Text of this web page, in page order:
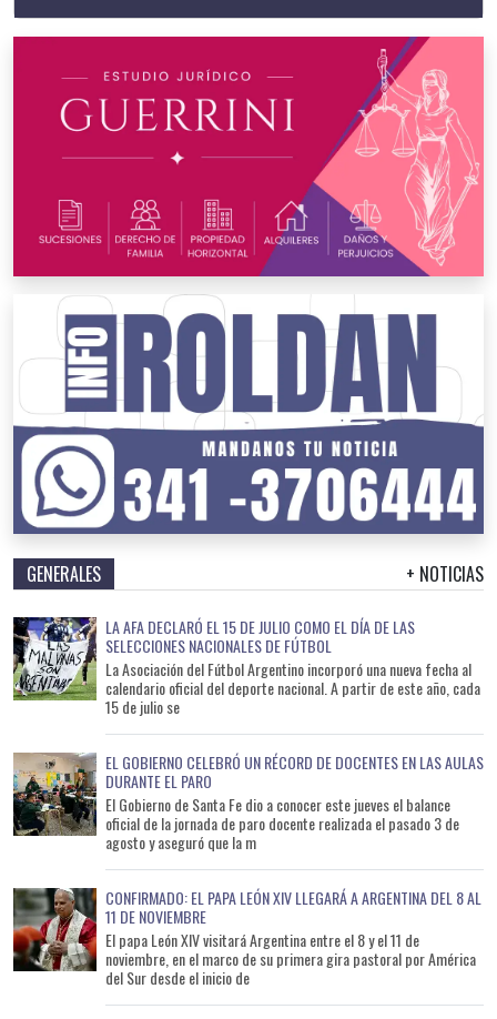
GENERALES + NOTICIAS
LA AFA DECLARÓ EL 15 DE JULIO COMO EL DÍA DE LAS
SELECCIONES NACIONALES DE FÚTBOL
La Asociación del Fútbol Argentino incorporó una nueva fecha al
calendario oficial del deporte nacional. A partir de este año, cada
15 de julio se
EL GOBIERNO CELEBRÓ UN RÉCORD DE DOCENTES EN LAS AULAS
DURANTE EL PARO
El Gobierno de Santa Fe dio a conocer este jueves el balance
oficial de la jornada de paro docente realizada el pasado 3 de
agosto y aseguró que la m
CONFIRMADO: EL PAPA LEÓN XIV LLEGARÁ A ARGENTINA DEL 8 AL
11 DE NOVIEMBRE
El papa León XIV visitará Argentina entre el 8 y el 11 de
noviembre, en el marco de su primera gira pastoral por América
del Sur desde el inicio de